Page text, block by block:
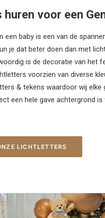
voor een
een baby is een van de
je dat beter doen dan met
is de decoratie van het
voorzien van diverse
& tekens waardoor wij elke
een hele gave achtergrond
LICHTLETTERS